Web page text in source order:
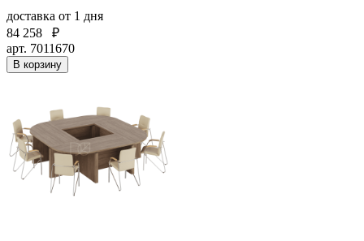
доставка от 1 дня
84 258
₽
арт. 7011670
В корзину